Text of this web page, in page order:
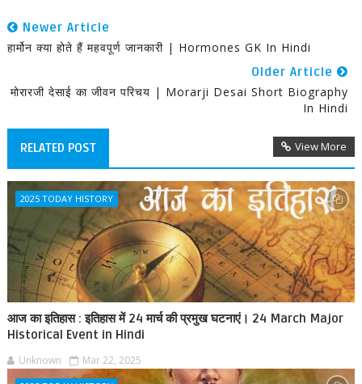
Newer Article
हार्मोन क्या होते हैं महवपूर्ण जानकारी | Hormones GK In Hindi
Older Article
मोरारजी देसाई का जीवन परिचय | Morarji Desai Short Biography
In Hindi
RELATED POST View More
2025 TODAY HISTORY
आज का इतिहास : इतिहास में 24 मार्च की प्रमुख घटनाएं। 24 March Major
Historical Event in Hindi
Unknown Mar 22, 2025